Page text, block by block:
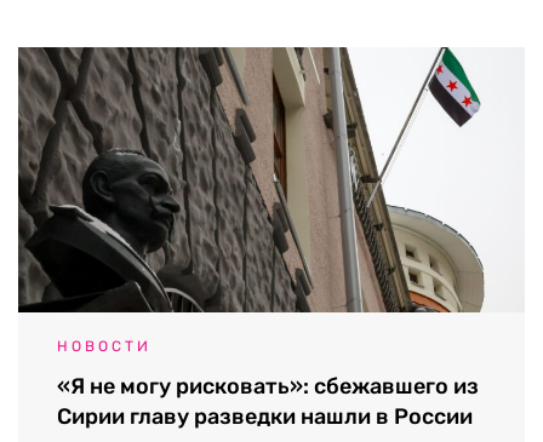
НОВОСТИ
«Я не могу рисковать»: сбежавшего из
Сирии главу разведки нашли в России